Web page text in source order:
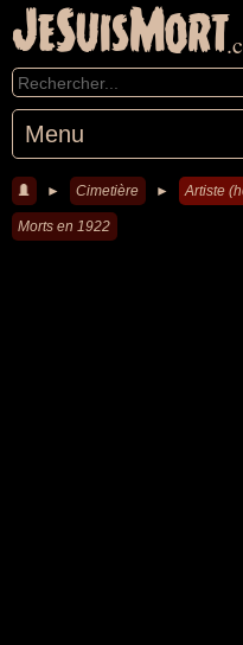
JeSuisMort
Menu
► Cimetière ► Artiste
Morts en 1922